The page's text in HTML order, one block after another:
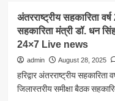
Uttarakhand
24×7
Live
राहत
एवं
बचाव
कार्य
जारी।
Uttarakhand
24×7
अब
अंतरराष्ट्रीय
खेल
स्पर्धा
आयोजन
लिए
तैयार
अंतरराष्ट्रीय सहकारिता
सहकारिता मंत्री डॉ. धन
24×7 Live news
admin August 28, 2025
हरिद्वार अंतरराष्ट्रीय
जिलास्तरीय समीक्षा बैठक